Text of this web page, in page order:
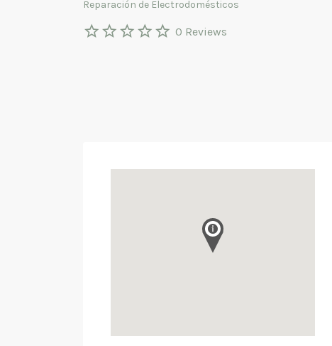
Reparación de Electrodomésticos
0 Reviews